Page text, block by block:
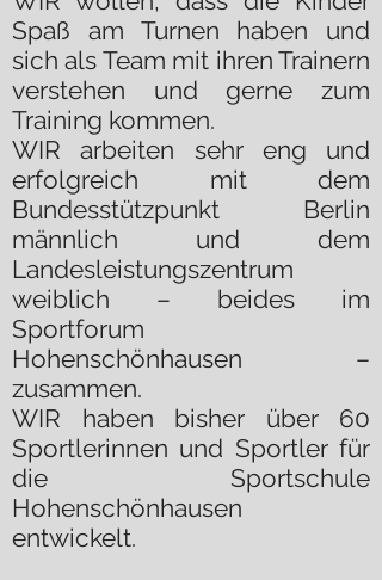
Spaß am Turnen haben und
sich als Team mit ihren Trainern
verstehen und gerne zum
Training kommen.
WIR arbeiten sehr eng und
erfolgreich mit dem
Bundesstützpunkt Berlin
männlich und dem
Landesleistungszentrum
weiblich – beides im
Sportforum
Hohenschönhausen –
zusammen.
WIR haben bisher über 60
Sportlerinnen und Sportler für
die Sportschule
Hohenschönhausen
entwickelt.